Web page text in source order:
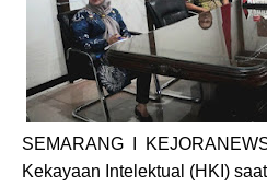
SEMARANG I
Kekayaan Intelektual (HKI)